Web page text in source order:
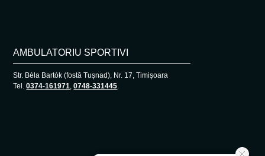
AMBULATORIU SPORTIVI
Str. Béla Bartók (fostă Tușnad), Nr. 17, Timișoara
Tel.0374-161971,0748-331445.